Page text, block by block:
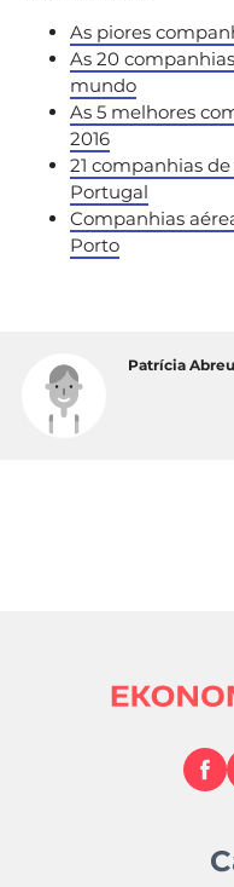
As piores
As 20
mundo
As 5 melhores
2016
21 companhias
Portugal
Companhias
Porto
Patrícia Abreu